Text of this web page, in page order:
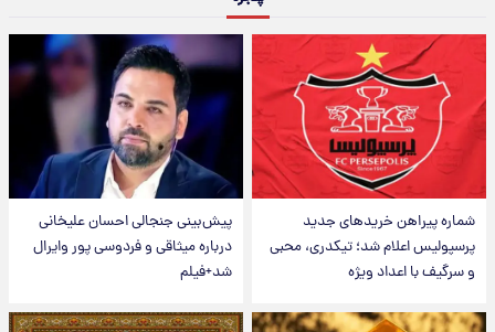
شماره پیراهن خریدهای جدید
پرسپولیس اعلام شد؛ تیکدری، محبی
و سرگیف با اعداد ویژه
پیش‌بینی جنجالی احسان علیخانی
درباره میثاقی و فردوسی پور وایرال
شد+فیلم